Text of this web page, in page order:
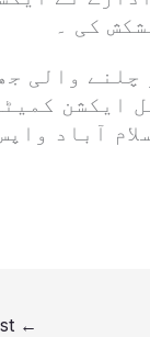
کی ۔
والی
ایکشن
آباد
←